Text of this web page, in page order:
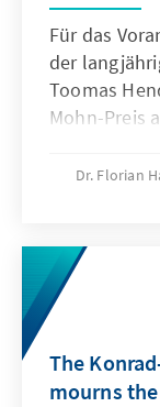
Für das
der
Toomas
Mohn-Preis
darunter
frühere
und der
Christoph
Kreises
Dr. Florian
The
mourns